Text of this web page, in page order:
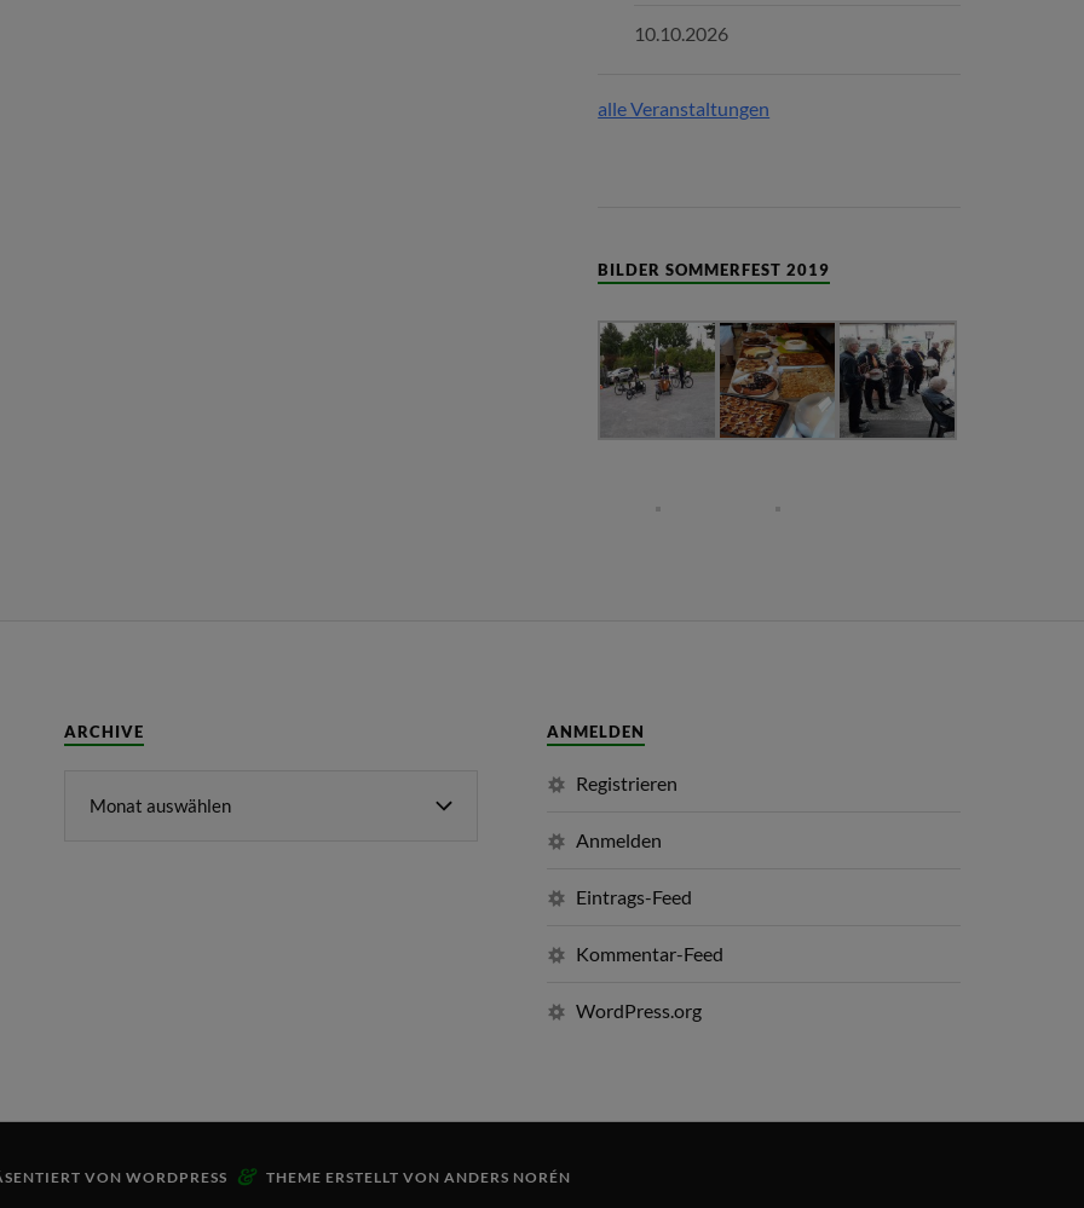
10.10.2026
alle Veranstaltungen
BILDER SOMMERFEST 2019
ARCHIVE ANMELDEN
Registrieren
Anmelden
Eintrags-Feed
Kommentar-Feed
WordPress.org
VON WORDPRESS & THEME ERSTELLT VON ANDERS NORÉN